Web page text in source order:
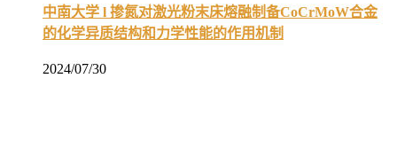
中南大学 l 掺氮对激光粉末床熔融制备CoCrMoW合金
的化学异质结构和力学性能的作用机制
2024/07/30